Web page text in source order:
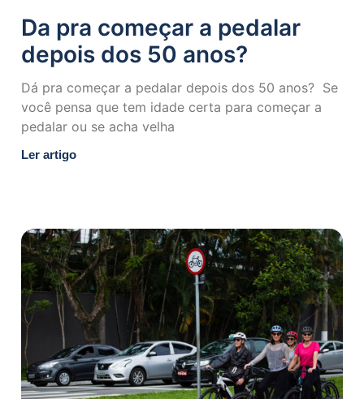
Da pra começar a pedalar
depois dos 50 anos?
Dá pra começar a pedalar depois dos 50 anos? ⁣ Se
você pensa que tem idade certa para começar a
pedalar ou se acha velha
Ler artigo